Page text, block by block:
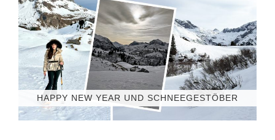
HAPPY NEW YEAR UND SCHNEEGESTÖBER